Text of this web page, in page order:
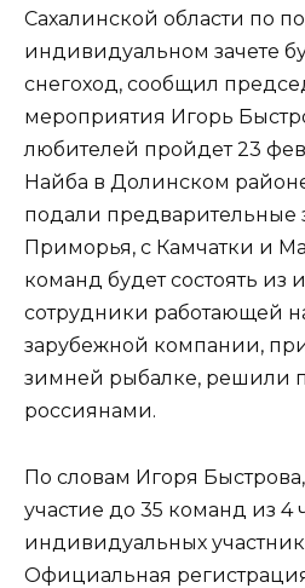
Сахалинской области по
индивидуальном зачете
снегоход, сообщил
мероприятия Игорь
любителей пройдет 23
Найба в Долинском
подали предварительные
Приморья, с Камчатки и
команд будет состоять из
сотрудники работающей
зарубежной компании,
зимней рыбалке, решили
россиянами.
По словам Игоря
участие до 35 команд из 4
индивидуальных
Официальная